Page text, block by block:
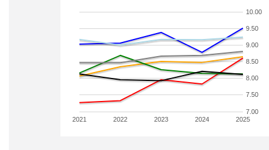
2021 2022 2023 2024 2025
7.00
7.50
8.00
8.50
9.00
9.50
10.00